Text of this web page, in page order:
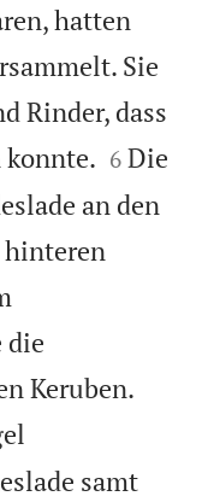
hatten
Sie
Rinder, dass


6 Die
an den
hinteren
Keruben.
samt